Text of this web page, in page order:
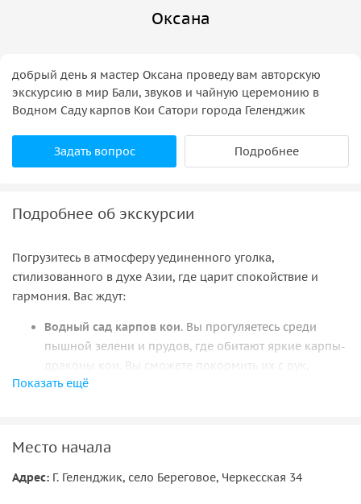
Оксана
добрый день я мастер Оксана проведу вам авторскую
экскурсию в мир Бали, звуков и чайную церемонию в
Водном Саду карпов Кои Сатори города Геленджик
Задать вопрос Подробнее
Подробнее об экскурсии
Погрузитесь в атмосферу уединенного уголка,
стилизованного в духе Азии, где царит спокойствие и
гармония. Вас ждут:
Водный сад карпов кои. Вы прогуляетесь среди
пышной зелени и прудов, где обитают яркие карпы-
драконы кои. Вы сможете покормить их с рук,
наслаждаясь красотой природы и тишиной, которая
культуре.
традиционной чайной церемонии. Каждый глоток
Показать ещё
Место начала
Адрес: Г. Геленджик, село Береговое, Черкесская 34